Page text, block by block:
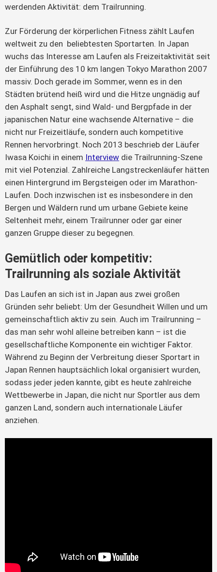
werdenden Aktivität: dem Trailrunning.
Zur Förderung der körperlichen Fitness zählt Laufen
weltweit zu den  beliebtesten Sportarten. In Japan
wuchs das Interesse am Laufen als Freizeitaktivität seit
der Einführung des 10 km langen Tokyo Marathon 2007
massiv. Doch gerade im Sommer, wenn es in den
Städten brütend heiß wird und die Hitze ungnädig auf
den Asphalt sengt, sind Wald- und Bergpfade in der
japanischen Natur eine wachsende Alternative – die
nicht nur Freizeitläufe, sondern auch kompetitive
Rennen hervorbringt. Noch 2013 beschrieb der Läufer
Iwasa Koichi in einem Interview die Trailrunning-Szene
mit viel Potenzial. Zahlreiche Langstreckenläufer hätten
einen Hintergrund im Bergsteigen oder im Marathon-
Laufen. Doch inzwischen ist es insbesondere in den
Bergen und Wäldern rund um urbane Gebiete keine
Seltenheit mehr, einem Trailrunner oder gar einer
ganzen Gruppe dieser zu begegnen.
Gemütlich oder kompetitiv:
Trailrunning als soziale Aktivität
Das Laufen an sich ist in Japan aus zwei großen
Gründen sehr beliebt: Um der Gesundheit Willen und um
gemeinschaftlich aktiv zu sein. Auch im Trailrunning –
das man sehr wohl alleine betreiben kann – ist die
gesellschaftliche Komponente ein wichtiger Faktor.
Während zu Beginn der Verbreitung dieser Sportart in
Japan Rennen hauptsächlich lokal organisiert wurden,
sodass jeder jeden kannte, gibt es heute zahlreiche
Wettbewerbe in Japan, die nicht nur Sportler aus dem
ganzen Land, sondern auch internationale Läufer
anziehen.